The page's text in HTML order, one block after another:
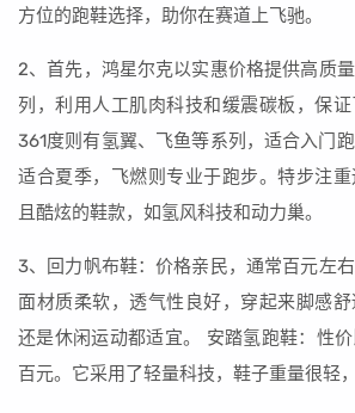
方位的跑鞋选择，助你在赛道上飞驰。
2、首先，鸿星尔克以实惠价格提供高质
列，利用人工肌肉科技和缓震碳板，保证
361度则有氢翼、飞鱼等系列，适合入门
适合夏季，飞燃则专业于跑步。特步注
且酷炫的鞋款，如氢风科技和动力巢。
3、回力帆布鞋：价格亲民，通常百元左
面材质柔软，透气性良好，穿起来脚感
还是休闲运动都适宜。 安踏氢跑鞋：性
百元。它采用了轻量科技，鞋子重量很轻